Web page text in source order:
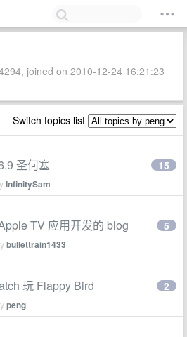
joined on 2010-12-24 16:21:23
Switch topics list
圣何塞
InfinitySam
15
TV 应用开发的 blog
bullettrain1433
5
玩 Flappy Bird
peng
2